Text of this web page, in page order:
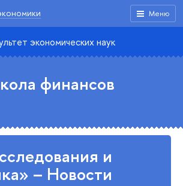
Меню
экономических наук
финансов
и
– Новости